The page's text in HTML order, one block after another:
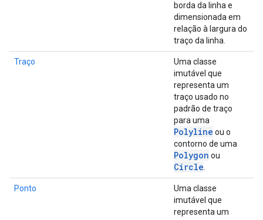
borda da linha e
dimensionada em
relação à largura do
traço da linha.
Traço
Uma classe
imutável que
representa um
traço usado no
padrão de traço
para uma
Polyline ou o
contorno de uma
Polygon ou
Circle
Ponto
Uma classe
imutável que
representa um